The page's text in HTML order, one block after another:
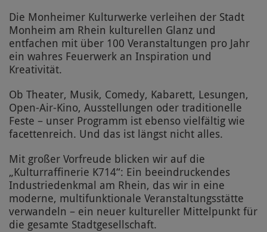
Die Monheimer Kulturwerke verleihen der Stadt
Monheim am Rhein kulturellen Glanz und
entfachen mit über 100 Veranstaltungen pro Jahr
ein wahres Feuerwerk an Inspiration und
Kreativität.
Ob Theater, Musik, Comedy, Kabarett, Lesungen,
Open-Air-Kino, Ausstellungen oder traditionelle
Feste – unser Programm ist ebenso vielfältig wie
facettenreich. Und das ist längst nicht alles.
Mit großer Vorfreude blicken wir auf die
„Kulturraffinerie K714“: Ein beeindruckendes
Industriedenkmal am Rhein, das wir in eine
moderne, multifunktionale Veranstaltungsstätte
verwandeln – ein neuer kultureller Mittelpunkt für
die gesamte Stadtgesellschaft.